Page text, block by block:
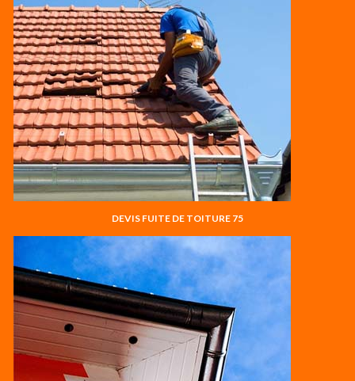
DEVIS FUITE DE TOITURE 75